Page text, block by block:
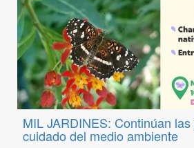
MIL JARDINES: Continúan
cuidado del medio ambiente